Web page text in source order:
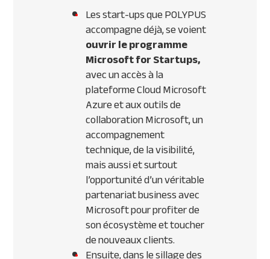
Les start-ups que POLYPUS
accompagne déjà, se voient
ouvrirle programme
Microsoft for Startups,
avec un accès à la
plateforme Cloud Microsoft
Azure et aux outils de
collaboration Microsoft, un
accompagnement
technique, de la visibilité,
mais aussi et surtout
l’opportunité d’un véritable
partenariat business avec
Microsoft pour profiter de
son écosystème et toucher
de nouveaux clients.